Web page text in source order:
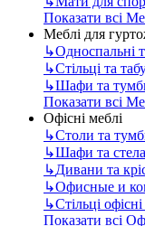
Показати всі
Меблі для
↳Односпальні
↳Стільці та
↳Шафи та
Показати всі
Офісні меблі
↳Столи та
↳Шафи та
↳Дивани та
↳Офисные и
↳Стільці офісні
Показати всі